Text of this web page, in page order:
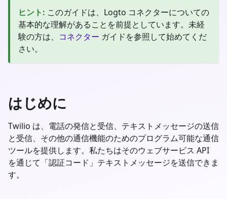
ヒント: このガイドは、Logto コネクターについての
基本的な理解があることを前提としています。未経
験の方は、 コネクター ガイドを参照して始めてくだ
さい。
はじめに
Twilio は、電話の発信と受信、テキストメッセージの送信
と受信、その他の通信機能のためのプログラム可能な通信
ツールを提供します。私たちはそのウェブサービス API
を通じて「認証コード」テキストメッセージを送信できま
す。